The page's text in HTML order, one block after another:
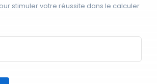
stimuler votre réussite dans le calculer